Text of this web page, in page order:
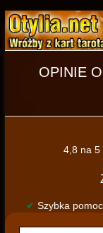
OPINIE
4,8 na 5
✔ Szybka pomoc